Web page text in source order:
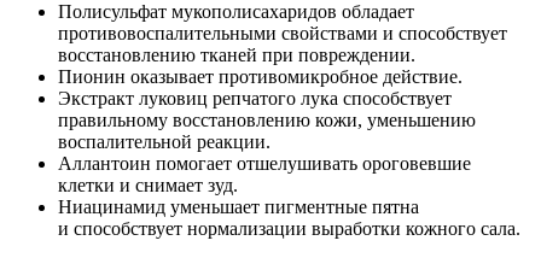
Полисульфат мукополисахаридов обладает
противовоспалительными свойствами и способствует
восстановлению тканей при повреждении.
Пионин оказывает противомикробное действие.
Экстракт луковиц репчатого лука способствует
правильному восстановлению кожи, уменьшению
воспалительной реакции.
Аллантоин помогает отшелушивать ороговевшие
клетки и снимает зуд.
Ниацинамид уменьшает пигментные пятна
и способствует нормализации выработки кожного сала.